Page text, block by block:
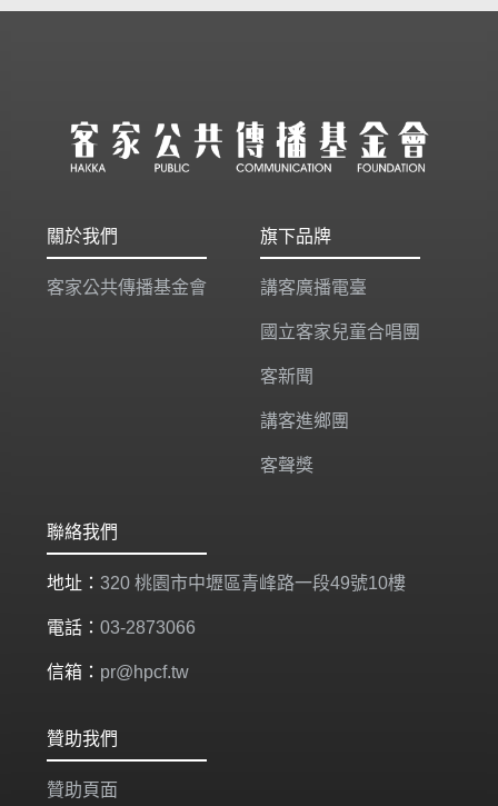
關於我們
客家公共傳播基金會
旗下品牌
講客廣播電臺
國立客家兒童合唱團
客新聞
講客進鄉團
客聲獎
聯絡我們
地址： 320 桃園市中壢區青峰路一段49號10樓
電話： 03-2873066
信箱： pr@hpcf.tw
贊助我們
贊助頁面